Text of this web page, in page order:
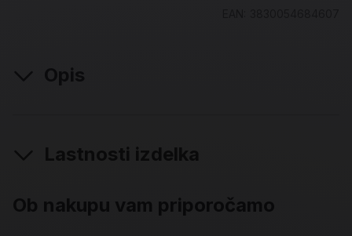
Opis
Lastnosti izdelka
Ob nakupu vam priporočamo